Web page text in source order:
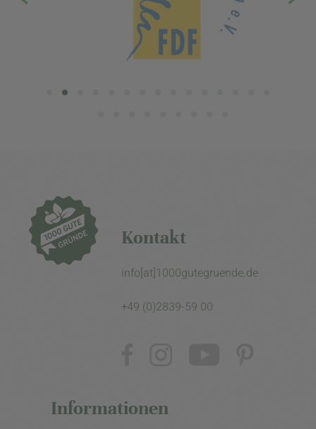
Kontakt
info[at]1000gutegruende.de
+49 (0)2839-59 00
Informationen